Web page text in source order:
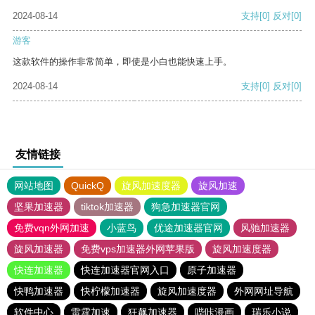
2024-08-14
支持[0] 反对[0]
游客
这款软件的操作非常简单，即使是小白也能快速上手。
2024-08-14 支持[0] 反对[0]
友情链接
网站地图 QuickQ 旋风加速度器
旋风加速
坚果加速器
tiktok加速器
狗急加速器官网
免费vqn外网加速
小蓝鸟 优途加速器官网
风驰加速器
旋风加速器
免费vps加速器外网苹果版
旋风加速度器
快连加速器
快连加速器官网入口
原子加速器
快鸭加速器
快柠檬加速器 旋风加速度器
外网网址导航
软件中心
雷霆加速 狂飙加速器 哔咔漫画 瑞乐小说